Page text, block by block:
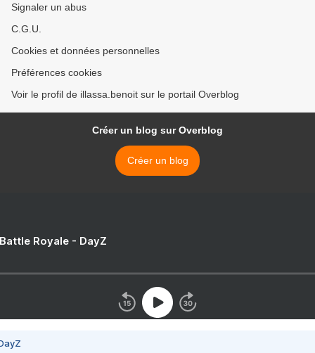
Signaler un abus
C.G.U.
Cookies et données personnelles
Préférences cookies
Voir le profil de illassa.benoit sur le portail Overblog
Créer un blog sur Overblog
Créer un blog
Royale - DayZ